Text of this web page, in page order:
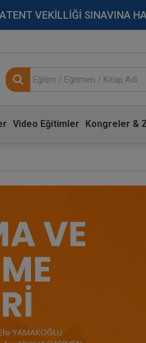
VEKİLLİĞİ SINAVINA
Video Eğitimler Kongreler &